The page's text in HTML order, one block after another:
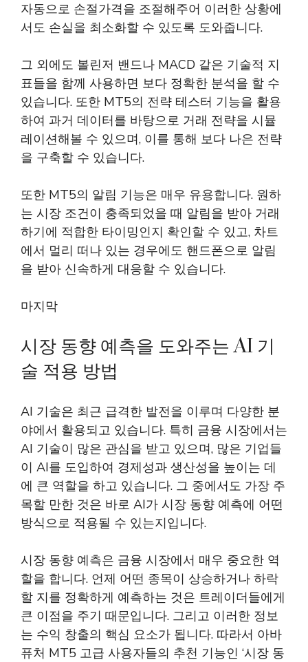
자동으로 손절가격을 조절해주어 이러한 상황에
서도 손실을 최소화할 수 있도록 도와줍니다.
그 외에도 볼린저 밴드나 MACD 같은 기술적 지
표들을 함께 사용하면 보다 정확한 분석을 할 수
있습니다. 또한 MT5의 전략 테스터 기능을 활용
하여 과거 데이터를 바탕으로 거래 전략을 시뮬
레이션해볼 수 있으며, 이를 통해 보다 나은 전략
을 구축할 수 있습니다.
또한 MT5의 알림 기능은 매우 유용합니다. 원하
는 시장 조건이 충족되었을 때 알림을 받아 거래
하기에 적합한 타이밍인지 확인할 수 있고, 차트
에서 멀리 떠나 있는 경우에도 핸드폰으로 알림
을 받아 신속하게 대응할 수 있습니다.
마지막
시장 동향 예측을 도와주는 AI 기
술 적용 방법
AI 기술은 최근 급격한 발전을 이루며 다양한 분
야에서 활용되고 있습니다. 특히 금융 시장에서는
AI 기술이 많은 관심을 받고 있으며, 많은 기업들
이 AI를 도입하여 경제성과 생산성을 높이는 데
에 큰 역할을 하고 있습니다. 그 중에서도 가장 주
목할 만한 것은 바로 AI가 시장 동향 예측에 어떤
방식으로 적용될 수 있는지입니다.
시장 동향 예측은 금융 시장에서 매우 중요한 역
할을 합니다. 언제 어떤 종목이 상승하거나 하락
할 지를 정확하게 예측하는 것은 트레이더들에게
큰 이점을 주기 때문입니다. 그리고 이러한 정보
는 수익 창출의 핵심 요소가 됩니다. 따라서 아바
퓨처 MT5 고급 사용자들의 추천 기능인 ‘시장 동